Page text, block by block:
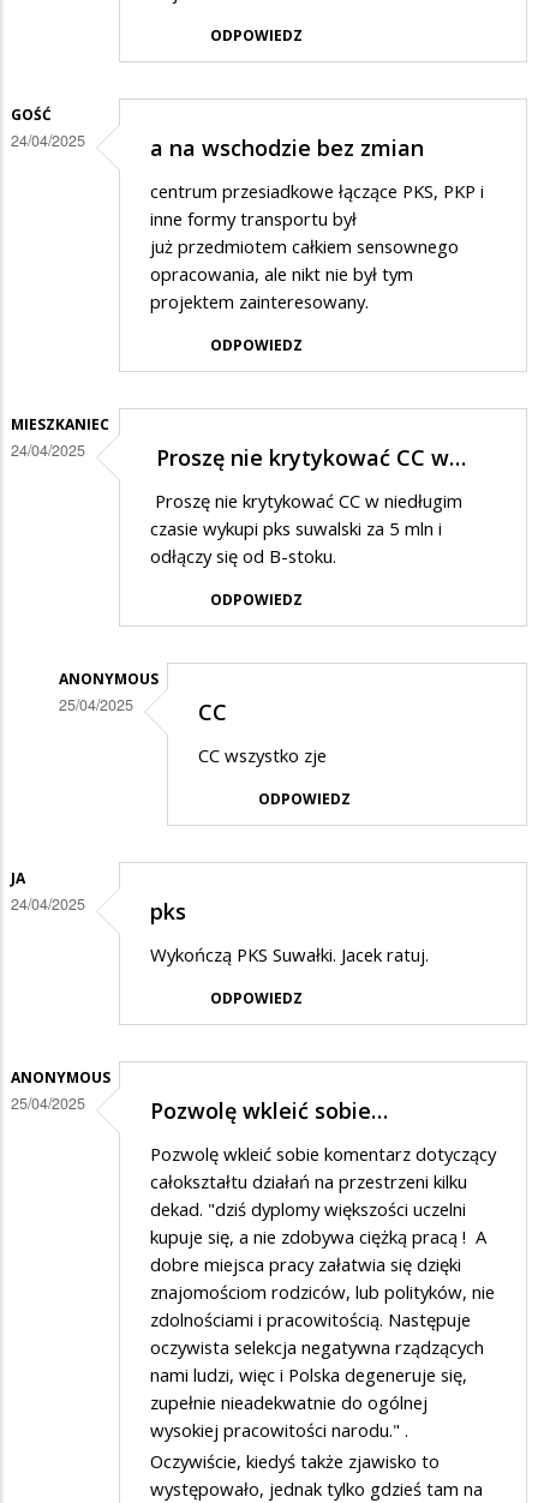
ODPOWIEDZ
GOŚĆ
24/04/2025 a na wschodzie bez zmian
centrum przesiadkowe łączące PKS, PKP i
inne formy transportu był
już przedmiotem całkiem sensownego
opracowania, ale nikt nie był tym
projektem zainteresowany.
ODPOWIEDZ
MIESZKANIEC
24/04/2025 Proszę nie krytykować CC w…
Proszę nie krytykować CC w niedługim
czasie wykupi pks suwalski za 5 mln i
odłączy się od B-stoku.
ODPOWIEDZ
ANONYMOUS
25/04/2025
na
krytykować
w…
CC
CC wszystko zje
ODPOWIEDZ
JA
24/04/2025 pks
Wykończą PKS Suwałki. Jacek ratuj.
ODPOWIEDZ
ANONYMOUS
25/04/2025 Pozwolę wkleić sobie…
Pozwolę wkleić sobie komentarz dotyczący
całokształtu działań na przestrzeni kilku
dekad. "dziś dyplomy większości uczelni
kupuje się, a nie zdobywa ciężką pracą ! A
dobre miejsca pracy załatwia się dzięki
znajomościom rodziców, lub polityków, nie
zdolnościami i pracowitością. Następuje
oczywista selekcja negatywna rządzących
nami ludzi, więc i Polska degeneruje się,
zupełnie nieadekwatnie do ogólnej
wysokiej pracowitości narodu." .
Oczywiście, kiedyś także zjawisko to
występowało, jednak tylko gdzieś tam na